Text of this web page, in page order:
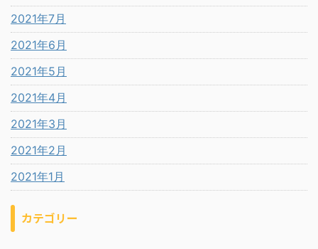
2021年7月
2021年6月
2021年5月
2021年4月
2021年3月
2021年2月
2021年1月
カテゴリー